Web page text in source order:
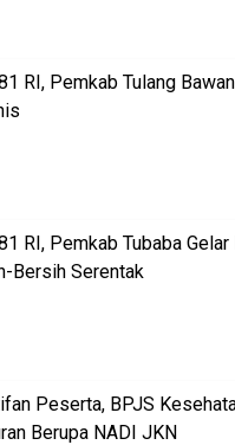
RI, Pemkab Tulang
RI, Pemkab Tubaba
Bersih Serentak
Peserta, BPJS
Berupa NADI JKN